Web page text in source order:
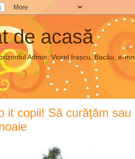
de acasă
Admin: Viorel Irașcu, Bacău, e-
it copii! Să curăţăm